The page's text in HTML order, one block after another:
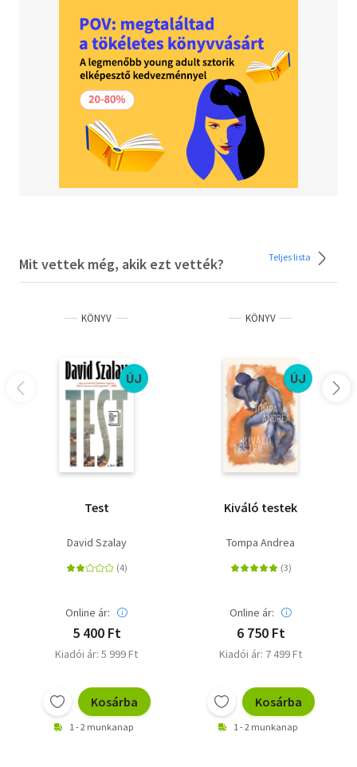
asztaltól, mint aki leült oda. Interjú.
Mit vettek még, akik ezt vették? Teljes lista
KÖNYV
ÚJ
Test
David Szalay
Online ár:
5 400 Ft
Kiadói ár: 5 999 Ft
Kosárba
1 - 2 munkanap
KÖNYV
ÚJ
Kiváló testek
Tompa Andrea
Online ár:
6 750 Ft
Kiadói ár: 7 499 Ft
Kosárba
1 - 2 munkanap